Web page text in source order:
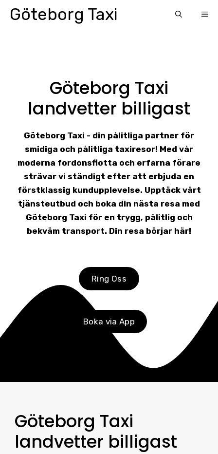
SkipGöteborg Taxi
Göteborg Taxi
landvetter billigast
Göteborg Taxi - din pålitliga partner för
smidiga och pålitliga taxiresor! Med vår
moderna fordonsflotta och erfarna förare
strävar vi ständigt efter att erbjuda en
förstklassig kundupplevelse. Upptäck vårt
tjänsteutbud och boka din nästa resa med
Göteborg Taxi för en trygg, pålitlig och
bekväm transport. Din resa börjar här!
Ring Oss
Boka via App
Göteborg Taxi
landvetter billigast